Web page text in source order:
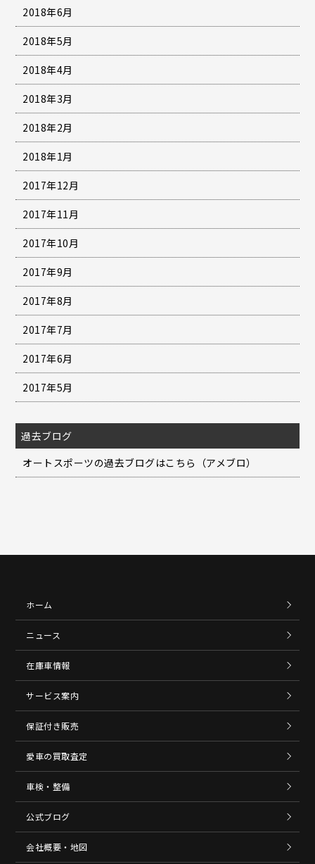
2018年6月
2018年5月
2018年4月
2018年3月
2018年2月
2018年1月
2017年12月
2017年11月
2017年10月
2017年9月
2017年8月
2017年7月
2017年6月
2017年5月
過去ブログ
オートスポーツの過去ブログはこちら（アメブロ）
ホーム
ニュース
在庫車情報
サービス案内
保証付き販売
愛車の買取査定
車検・整備
公式ブログ
会社概要・地図